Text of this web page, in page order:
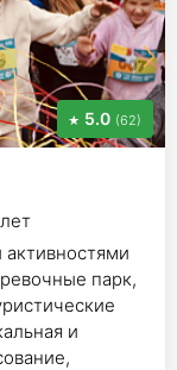
5.0 (62)
парк,
и